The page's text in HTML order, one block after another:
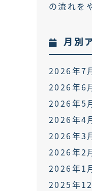
の流れを
月別
2026年7
2026年6
2026年5
2026年4
2026年3
2026年2
2026年1
2025年